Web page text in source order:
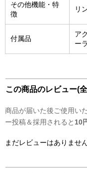
その他機能・特
徴
リ
付属品
ア
ー
この商品のレビュー(
商品が届いた後ご使用いた
ー投稿＆採用されると 10
まだレビューはありませ